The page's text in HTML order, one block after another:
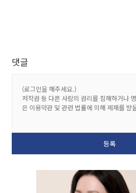
댓글